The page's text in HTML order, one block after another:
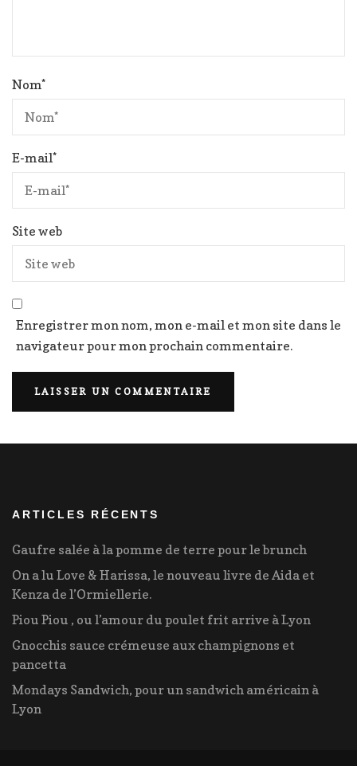
Nom*
E-mail*
Site web
Enregistrer mon nom, mon e-mail et mon site dans le
navigateur pour mon prochain commentaire.
ARTICLES RÉCENTS
Gaufre salée à la pomme de terre pour le brunch
On a lu Love & Harissa, le nouveau livre de Aida et
Kenza de l’Ormiellerie.
Piou Piou , ou l’amour du poulet frit arrive à Lyon
Gnocchis sauce crémeuse aux champignons et
pancetta
Mondays Sandwich, pour un sandwich américain à
Lyon